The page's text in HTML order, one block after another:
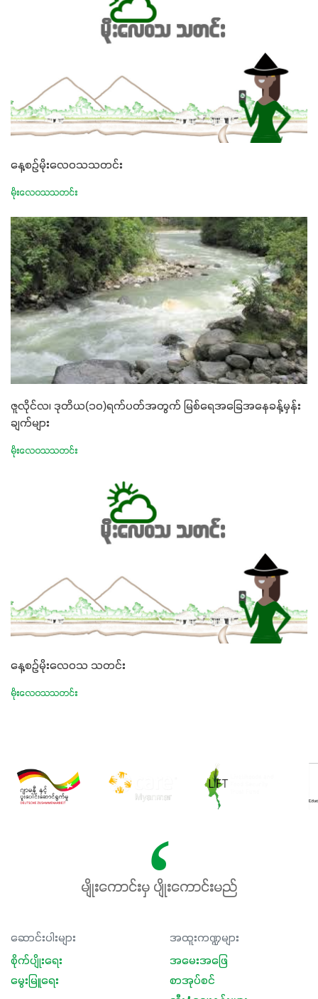
နေ့စဉ်မိုးလေဝသသတင်း
မိုးလေဝသသတင်း
ဇူလိုင်လ၊ ဒုတိယ(၁၀)ရက်ပတ်အတွက် မြစ်ရေအခြေအနေခန့်မှန်း
ချက်များ
မိုးလေဝသသတင်း
နေ့စဉ်မိုးလေဝသ သတင်း
မိုးလေဝသသတင်း
မျိုးကောင်းမှ ပျိုးကောင်းမည်
ဆောင်းပါးများ
စိုက်ပျိုးရေး
မွေးမြူရေး
အထူးကဏ္ဍများ
အမေးအဖြေ
စာအုပ်စင်